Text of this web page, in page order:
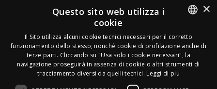
Seguici
Newsletter
ITALIAN
FRENCH
GERMAN
ENGLISH
×
Questo sito web utilizza i
cookie
Il Sito utilizza alcuni cookie tecnici necessari per il corretto
funzionamento dello stesso, nonchè cookie di profilazione anche di
terze parti. Cliccando su "Usa solo i cookie necessari", la
navigazione proseguirà in assenza di cookie o altri strumenti di
tracciamento diversi da quelli tecnici. Leggi di più